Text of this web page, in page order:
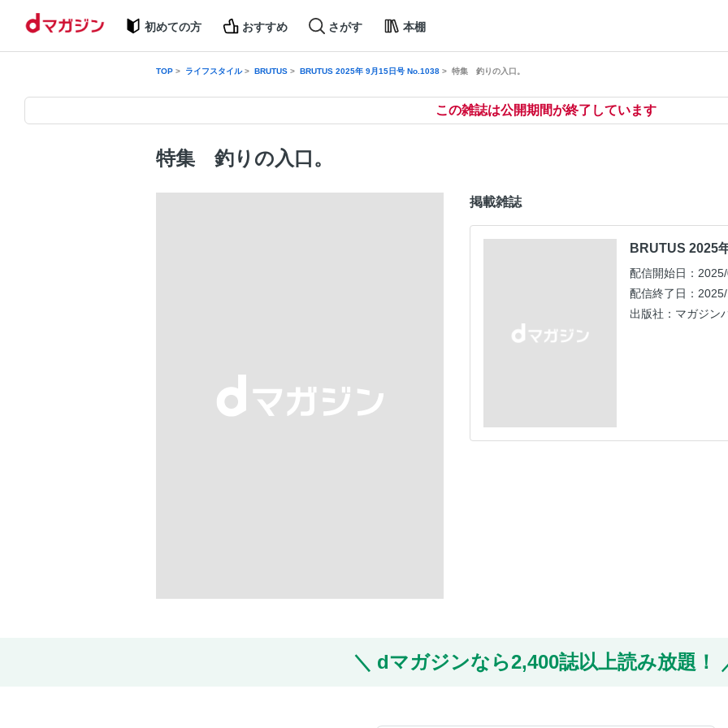
初めての方 おすすめ さがす 本棚
TOP ライフスタイル BRUTUS BRUTUS 2025年 9月15日号 No.1038 特集 釣りの入口。
この雑誌は公開期間が終了しています
特集 釣りの入口。
掲載雑誌
BRUTUS 2025
配信開始日：
配信終了日：
出版社：マガジン
dマガジンなら2,400誌以上読み放題！